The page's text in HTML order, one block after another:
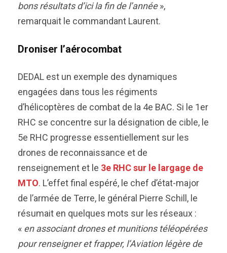
bons résultats d’ici la fin de l’année»,
remarquait le commandant Laurent.
Droniser l’aérocombat
DEDAL est un exemple des dynamiques
engagées dans tous les régiments
d’hélicoptères de combat de la 4e BAC. Si le 1er
RHC se concentre sur la désignation de cible, le
5e RHC progresse essentiellement sur les
drones de reconnaissance et de
renseignement et le 3e RHC sur le largage de
MTO. L’effet final espéré, le chef d’état-major
de l’armée de Terre, le général Pierre Schill, le
résumait en quelques mots sur les réseaux :
« en associant drones et munitions téléopérées
pour renseigner et frapper, l’Aviation légère de